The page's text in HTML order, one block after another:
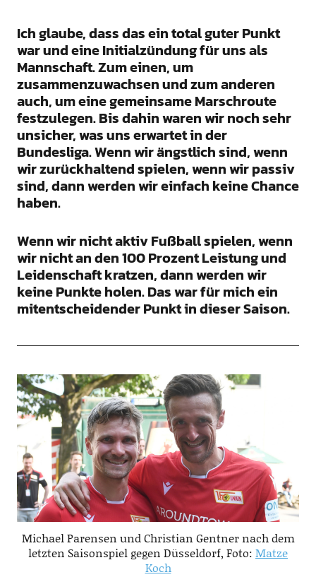
Ich glaube, dass das ein total guter Punkt
war und eine Initialzündung für uns als
Mannschaft. Zum einen, um
zusammenzuwachsen und zum anderen
auch, um eine gemeinsame Marschroute
festzulegen. Bis dahin waren wir noch sehr
unsicher, was uns erwartet in der
Bundesliga. Wenn wir ängstlich sind, wenn
wir zurückhaltend spielen, wenn wir passiv
sind, dann werden wir einfach keine Chance
haben.
Wenn wir nicht aktiv Fußball spielen, wenn
wir nicht an den 100 Prozent Leistung und
Leidenschaft kratzen, dann werden wir
keine Punkte holen. Das war für mich ein
mitentscheidender Punkt in dieser Saison.
Michael Parensen und Christian Gentner nach dem
letzten Saisonspiel gegen Düsseldorf, Foto: Matze
Koch